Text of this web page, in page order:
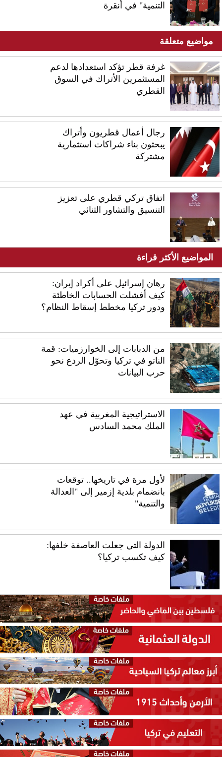
التنمية" في أنقرة
مواضيع متعلقة
غرفة قطر تؤكد استعدادها لدعم
المستثمرين الأتراك في السوق
القطري
رجال أعمال قطريون وأتراك
يبحثون بناء شراكات استثمارية
مشتركة
اتفاق تركي قطري على تعزيز
التنسيق والتشاور الثنائي
المواضيع الأكثر قراءة
رهان إسرائيل على أكراد إيران:
كيف أفشلت الحسابات الخاطئة
ودور تركيا مخطط إسقاط النظام؟
من الدبابات إلى الخوارزميات: قمة
الناتو في تركيا وتحوّل الردع نحو
حرب البيانات
الاستراتيجية المغربية في عهد
الملك محمد السادس
لأول مرة في تاريخها.. توقعات
بانضمام بلدية إزمير إلى "العدالة
والتنمية"
الدولة التي جعلت العاصفة خلفها:
كيف تكسب تركيا؟